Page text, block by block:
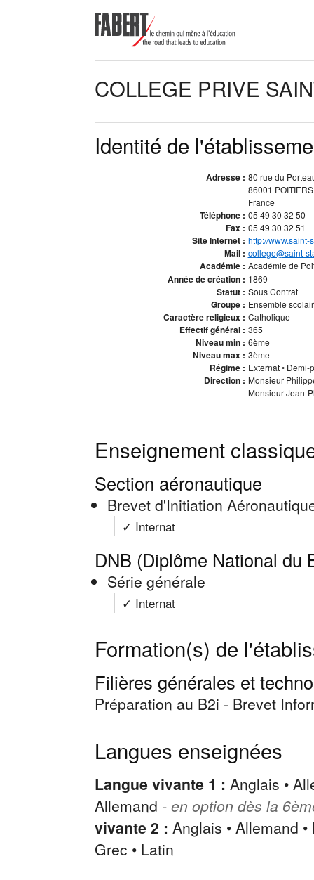
COLLEGE PRIVE
Identité de
Adresse : 80 rue du
86001
France
Téléphone : 05 49 30 32 50
Fax : 05 49 30 32 51
Site Internet : http://www.saint-
Mail : college@saint-
Académie : Académie de
Année de création : 1869
Statut : Sous Contrat
Groupe : Ensemble
Caractère religieux : Catholique
Effectif général : 365
Niveau min : 6ème
Niveau max : 3ème
Régime : Externat •
Direction : Monsieur
Monsieur Jean-
Enseignement
Section aéronautique
Brevet d'Initiation
✓ Internat
DNB (Diplôme National du
Série générale
✓ Internat
Formation(s) de
Filières générales et
Préparation au B2i - Brevet
Langues enseignées
Langue vivante 1 : Anglais •
Allemand - en option dès la
vivante 2 : Anglais • Allemand
Grec • Latin